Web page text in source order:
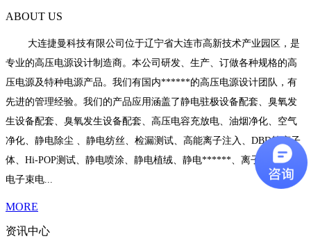
ABOUT US
大连捷曼科技有限公司位于辽宁省大连市高新技术产业园区，是
专业的高压电源设计制造商。本公司研发、生产、订做各种规格的高
压电源及特种电源产品。我们有国内******的高压电源设计团队，有
先进的管理经验。我们的产品应用涵盖了静电驻极设备配套、臭氧发
生设备配套、臭氧发生设备配套、高压电容充放电、油烟净化、空气
净化、静电除尘 、静电纺丝、检漏测试、高能离子注入、DBD等离子
体、Hi-POP测试、静电喷涂、静电植绒、静电******、离子束电源、
电子束电...
MORE
资讯中心